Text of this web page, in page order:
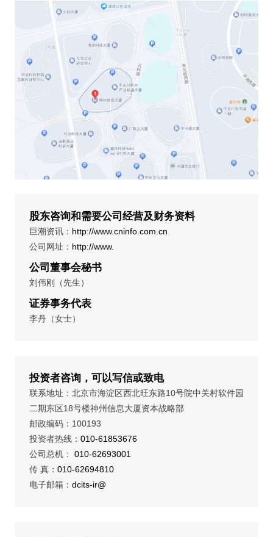
股东咨询和需要公司经营及财务资料
巨潮资讯： http://www.cninfo.com.cn
公司网址： http://www.
公司董事会秘书
刘伟刚（先生）
证券事务代表
李丹（女士）
投资者咨询，可以写信或致电
联系地址：北京市海淀区西北旺东路10号院中关村软件园
二期东区18号楼神州信息大厦资本战略部
邮政编码：100193
投资者热线： 010-61853676
公司总机： 010-62693001
传 真： 010-62694810
电子邮箱： dcits-ir@